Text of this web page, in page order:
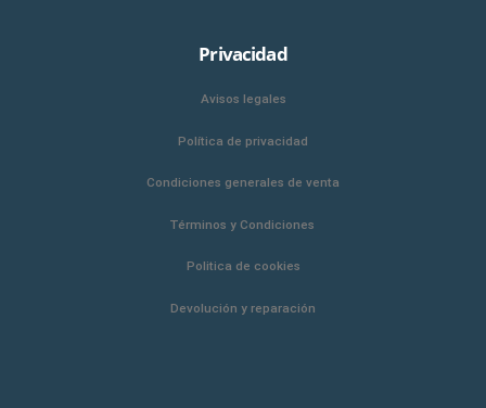
Privacidad
Avisos legales
Política de privacidad
Condiciones generales de venta
Términos y Condiciones
Politica de cookies
Devolución y reparación